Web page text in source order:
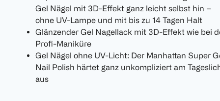
Gel Nägel mit 3D-Effekt ganz leicht selbst hin –
ohne UV-Lampe und mit bis zu 14 Tagen Halt
Glänzender Gel Nagellack mit 3D-Effekt wie bei
Profi-Maniküre
Gel Nägel ohne UV-Licht: Der Manhattan Super
Nail Polish härtet ganz unkompliziert am
aus